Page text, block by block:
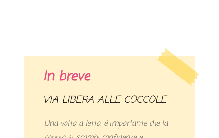
In breve
VIA LIBERA ALLE COCCOLE
Una volta a letto, è importante che la